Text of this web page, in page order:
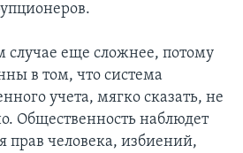
случае еще сложнее, потому
в том, что система
учета, мягко сказать, не
Общественность наблюдет
человека, избиений,